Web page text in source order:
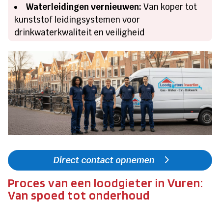
Waterleidingen vernieuwen: Van koper tot
kunststof leidingsystemen voor
drinkwaterkwaliteit en veiligheid
Direct contact opnemen
Proces van een loodgieter in Vuren:
Van spoed tot onderhoud